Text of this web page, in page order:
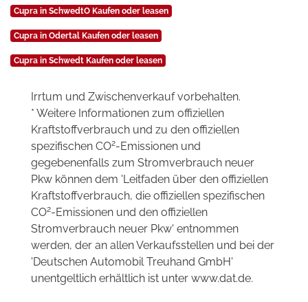
Cupra in SchwedtO Kaufen oder leasen
Cupra in Odertal Kaufen oder leasen
Cupra in Schwedt Kaufen oder leasen
Irrtum und Zwischenverkauf vorbehalten.
* Weitere Informationen zum offiziellen
Kraftstoffverbrauch und zu den offiziellen
spezifischen CO2-Emissionen und
gegebenenfalls zum Stromverbrauch neuer
Pkw können dem 'Leitfaden über den offiziellen
Kraftstoffverbrauch, die offiziellen spezifischen
CO2-Emissionen und den offiziellen
Stromverbrauch neuer Pkw' entnommen
werden, der an allen Verkaufsstellen und bei der
'Deutschen Automobil Treuhand GmbH'
unentgeltlich erhältlich ist unter www.dat.de.